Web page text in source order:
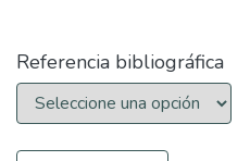
Referencia bibliográfica